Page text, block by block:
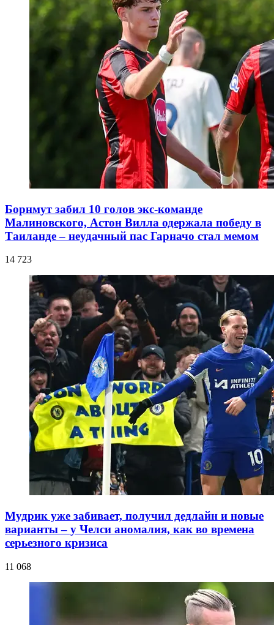
Борнмут забил 10 голов экс-команде
Малиновского, Астон Вилла одержала победу в
Таиланде – неудачный пас Гарначо стал мемом
14 723
Мудрик уже забивает, получил дедлайн и новые
варианты – у Челси аномалия, как во времена
серьезного кризиса
11 068